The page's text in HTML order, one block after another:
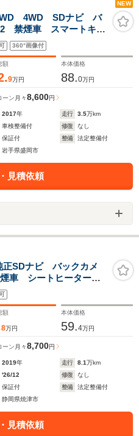
NEW
4WD SDナビ バ
2 禁煙車 スマートキ
エアコン
誤発進抑制機能
360°画像付
額
9万円
本体価格
88.0万円
ーン 月々8,600円
2017年 走行 3.5万km
車検整備付 修復
なし
保証付 整備
法定整備付
岩手県盛岡市
見積依頼
SDナビ バックカメ
車 シートヒーター
LEDヘッド ビルト
エアコン Bluetooth
額
8万円
本体価格
59.4万円
ーン 月々8,700円
2019年 走行 8.1万km
'26/12 修復
なし
保証付 整備
法定整備付
静岡県焼津市
見積依頼